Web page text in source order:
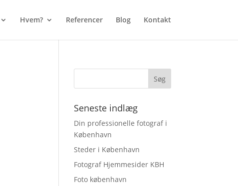
Hvem? Referencer Blog Kontakt
Seneste indlæg
Din professionelle fotograf i
København
Steder i København
Fotograf Hjemmesider KBH
Foto københavn